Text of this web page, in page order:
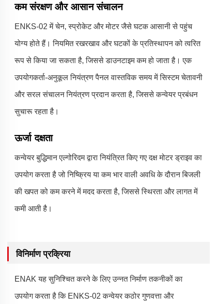
कम संरक्षण और आसान संचालन
ENKS-02 में चेन, स्प्रोकेट और मोटर जैसे घटक आसानी से पहुंच
योग्य होते हैं। नियमित रखरखाव और घटकों के प्रतिस्थापन को त्वरित
रूप से किया जा सकता है, जिससे डाउनटाइम कम हो जाता है। एक
उपयोगकर्ता-अनुकूल नियंत्रण पैनल वास्तविक समय में सिस्टम चेतावनी
और सरल संचालन नियंत्रण प्रदान करता है, जिससे कन्वेयर प्रबंधन
सुचारू रहता है।
ऊर्जा दक्षता
कन्वेयर बुद्धिमान एल्गोरिदम द्वारा नियंत्रित किए गए दक्ष मोटर ड्राइव का
उपयोग करता है जो निष्क्रिय या कम भार वाली अवधि के दौरान बिजली
की खपत को कम करने में मदद करता है, जिससे स्थिरता और लागत में
कमी आती है।
विनिर्माण प्रक्रिया
ENAK यह सुनिश्चित करने के लिए उन्नत निर्माण तकनीकों का
उपयोग करता है कि ENKS-02 कन्वेयर कठोर गुणवत्ता और